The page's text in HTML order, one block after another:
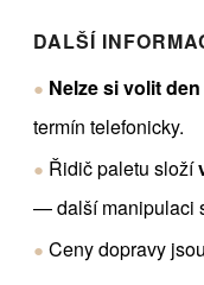
DALŠÍ
● Nelze si volit
termín telefonicky.
● Řidič paletu složí
— další manipulaci
● Ceny dopravy